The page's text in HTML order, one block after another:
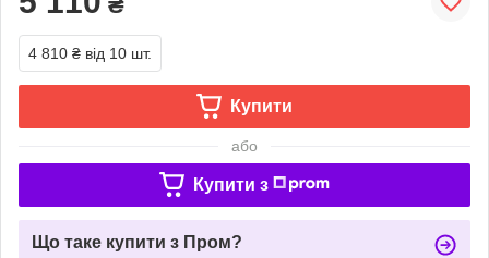
4 810 ₴ від 10 шт.
Купити
або
Купити з
Що таке купити з Пром?